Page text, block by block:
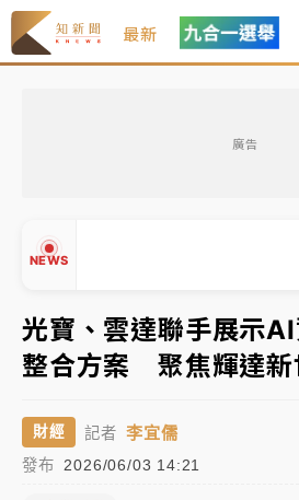
最新
廣告
NEWS
中信慈善基金會想增加董事人數
駁 理由曝光
故宮《龍藏經》特展第2檔！今
周六起展出延長至晚上7時
台東農業處長涉圖利渡假村！東
父親節泡湯了！中颱白海豚雨彈
雨熱區曝
光寶、雲達聯手展示
整合方案 聚焦輝達新
財經 記者 李宜儒
發布 2026/06/03 14:21